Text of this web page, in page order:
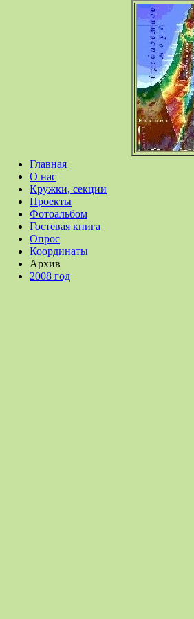
Главная
О нас
Кружки, секции
Проекты
Фотоальбом
Гостевая книга
Опрос
Координаты
Архив
2008 год